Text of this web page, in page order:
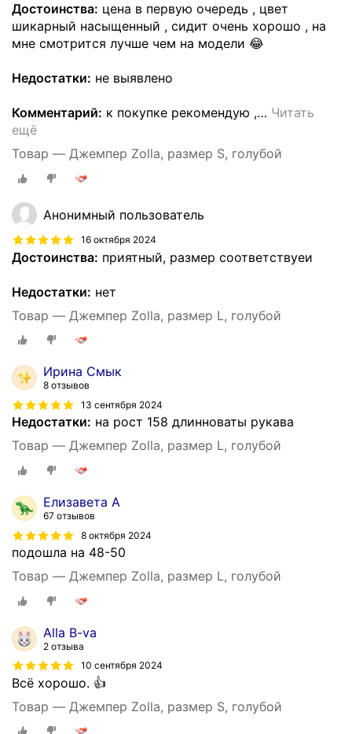
Достоинства: цена в первую очередь , цвет
шикарный насыщенный , сидит очень хорошо , на
мне смотрится лучше чем на модели 😂
Недостатки: не выявлено
Комментарий: к покупке рекомендую ,… Читать
ещё
Товар — Джемпер Zolla, размер S, голубой
Анонимный пользователь
16 октября 2024
Достоинства: приятный, размер соответствуеи
Недостатки: нет
Товар — Джемпер Zolla, размер L, голубой
Ирина Смык
8 отзывов
13 сентября 2024
Недостатки: на рост 158 длинноваты рукава
Товар — Джемпер Zolla, размер L, голубой
Елизавета А
67 отзывов
8 октября 2024
подошла на 48-50
Товар — Джемпер Zolla, размер L, голубой
Alla B-va
2 отзыва
10 сентября 2024
Всё хорошо. 👍
Товар — Джемпер Zolla, размер S, голубой